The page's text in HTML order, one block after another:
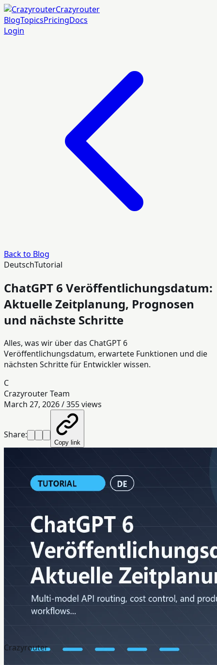
Crazyrouter
BlogTopicsPricingDocs
Login
Back to Blog
DeutschTutorial
ChatGPT 6 Veröffentlichungsdatum:
Aktuelle Zeitplanung, Prognosen
und nächste Schritte
Alles, was wir über das ChatGPT 6
Veröffentlichungsdatum, erwartete Funktionen und die
nächsten Schritte für Entwickler wissen.
C
Crazyrouter Team
March 27, 2026/355views
Share:
Copy link
Crazyrouter